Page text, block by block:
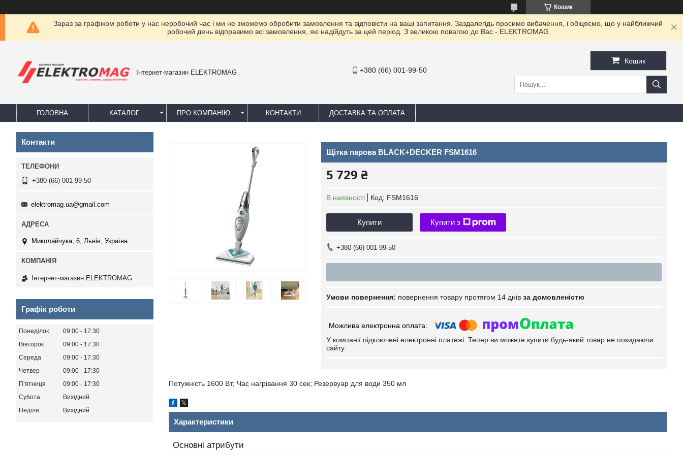
Кошик
Зараз за графіком роботи у нас неробочий час і ми не зможемо обробити замовлення та відповісти на ваші запитання. Заздалегідь просимо вибачення, і обіцяємо, що у найближчий
робочий день відправимо всі замовлення, які надійдуть за цей період. З великою повагою до Ваc - ELEKTROMAG
Інтернет-магазин ELEKTROMAG +380 (66) 001-99-50
Кошик
ГОЛОВНА КАТАЛОГ ПРО КОМПАНІЮ КОНТАКТИ ДОСТАВКА ТА ОПЛАТА
Щітка парова BLACK+DECKER FSM1616
5 729 ₴
В наявності Код: FSM1616
Купити Купити з
+380 (66) 001-99-50
повернення товару протягом 14 днів за домовленістю
У компанії підключені електронні платежі. Тепер ви можете купити будь-який товар не покидаючи
сайту.
Потужність 1600 Вт; Час нагрівання 30 сек; Резервуар для води 350 мл
Характеристики
Основні атрибути
Контакти
+380 (66) 001-99-50
elektromag.ua@gmail.com
Миколайчука, 6, Львів, Україна
Інтернет-магазин ELEKTROMAG
Графік роботи
Понеділок 09:00
17:30
Вівторок
09:00
17:30
Середа
09:00
17:30
Четвер
09:00
17:30
Пʼятниця
09:00
17:30
Субота
Вихідний
Неділя
Вихідний